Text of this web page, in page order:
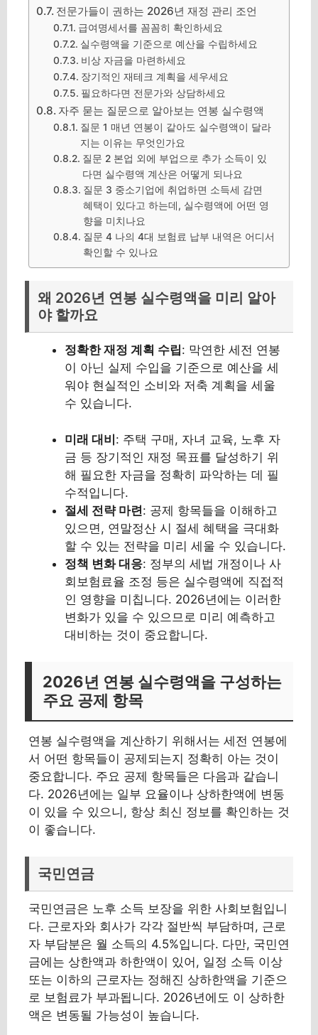
전문가들이 권하는 2026년 재정 관리 조언
급여명세서를 꼼꼼히 확인하세요
실수령액을 기준으로 예산을 수립하세요
비상 자금을 마련하세요
장기적인 재테크 계획을 세우세요
필요하다면 전문가와 상담하세요
자주 묻는 질문으로 알아보는 연봉 실수령액
질문 1 매년 연봉이 같아도 실수령액이 달라
지는 이유는 무엇인가요
질문 2 본업 외에 부업으로 추가 소득이 있
다면 실수령액 계산은 어떻게 되나요
질문 3 중소기업에 취업하면 소득세 감면
혜택이 있다고 하는데, 실수령액에 어떤 영
향을 미치나요
질문 4 나의 4대 보험료 납부 내역은 어디서
확인할 수 있나요
왜 2026년 연봉 실수령액을 미리 알아
야 할까요
정확한 재정 계획 수립: 막연한 세전 연봉
이 아닌 실제 수입을 기준으로 예산을 세
워야 현실적인 소비와 저축 계획을 세울
수 있습니다.
미래 대비: 주택 구매, 자녀 교육, 노후 자
금 등 장기적인 재정 목표를 달성하기 위
해 필요한 자금을 정확히 파악하는 데 필
수적입니다.
절세 전략 마련: 공제 항목들을 이해하고
있으면, 연말정산 시 절세 혜택을 극대화
할 수 있는 전략을 미리 세울 수 있습니다.
정책 변화 대응: 정부의 세법 개정이나 사
회보험료율 조정 등은 실수령액에 직접적
인 영향을 미칩니다. 2026년에는 이러한
변화가 있을 수 있으므로 미리 예측하고
대비하는 것이 중요합니다.
2026년 연봉 실수령액을 구성하는
주요 공제 항목
연봉 실수령액을 계산하기 위해서는 세전 연봉에
서 어떤 항목들이 공제되는지 정확히 아는 것이
중요합니다. 주요 공제 항목들은 다음과 같습니
다. 2026년에는 일부 요율이나 상하한액에 변동
이 있을 수 있으니, 항상 최신 정보를 확인하는 것
이 좋습니다.
국민연금
국민연금은 노후 소득 보장을 위한 사회보험입니
다. 근로자와 회사가 각각 절반씩 부담하며, 근로
자 부담분은 월 소득의 4.5%입니다. 다만, 국민연
금에는 상한액과 하한액이 있어, 일정 소득 이상
또는 이하의 근로자는 정해진 상하한액을 기준으
로 보험료가 부과됩니다. 2026년에도 이 상하한
액은 변동될 가능성이 높습니다.